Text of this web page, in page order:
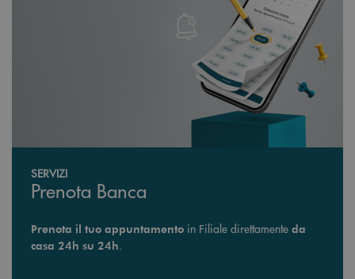
SERVIZI
Prenota Banca
Prenota il tuo appuntamento in Filiale direttamente da
casa 24h su 24h.